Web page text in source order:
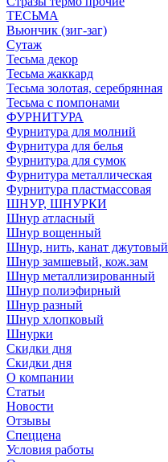
ТЕСЬМА
Вьюнчик (зиг-заг)
Сутаж
Тесьма декор
Тесьма жаккард
Тесьма золотая, серебрянная
Тесьма с помпонами
ФУРНИТУРА
Фурнитура для молний
Фурнитура для белья
Фурнитура для сумок
Фурнитура металлическая
Фурнитура пластмассовая
ШНУР, ШНУРКИ
Шнур атласный
Шнур вощенный
Шнур, нить, канат джутовый
Шнур замшевый, кож.зам
Шнур металлизированный
Шнур полиэфирный
Шнур разный
Шнур хлопковый
Шнурки
Скидки дня
Скидки дня
О компании
Статьи
Новости
Отзывы
Спеццена
Условия работы